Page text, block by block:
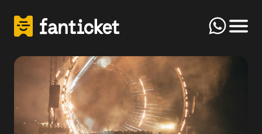
Click
FanTicket
Your message